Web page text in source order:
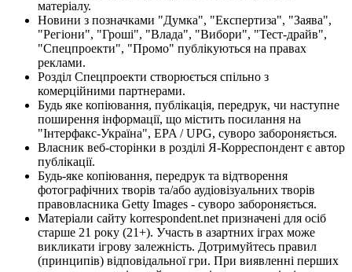
матеріалу.
Новини з позначками "Думка", "Експертиза", "Заява",
"Регіони", "Гроші", "Влада", "Вибори", "Тест-драйв",
"Спецпроекти", "Промо" публікуються на правах
реклами.
Розділ Спецпроекти створюється спільно з
комерційними партнерами.
Будь яке копіювання, публікація, передрук, чи наступне
поширення інформації, що містить посилання на
"Інтерфакс-Україна", EPA / UPG, суворо забороняється.
Власник веб-сторінки в розділі Я-Корреспондент є автор
публікації.
Будь-яке копіювання, передрук та відтворення
фотографічних творів та/або аудіовізуальних творів
правовласника Getty Images - суворо забороняється.
Матеріали сайту korrespondent.net призначені для осіб
старше 21 року (21+). Участь в азартних іграх може
викликати ігрову залежність. Дотримуйтесь правил
(принципів) відповідальної гри. При виявленні перших